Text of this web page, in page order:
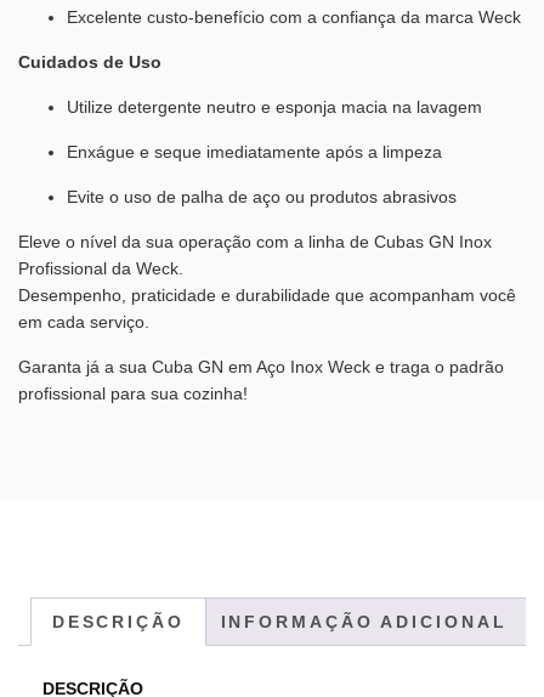
Excelente custo-benefício com a confiança da marca Weck
Cuidados de Uso
Utilize detergente neutro e esponja macia na lavagem
Enxágue e seque imediatamente após a limpeza
Evite o uso de palha de aço ou produtos abrasivos
Eleve o nível da sua operação com a linha de Cubas GN Inox
Profissional da Weck.
Desempenho, praticidade e durabilidade que acompanham você
em cada serviço.
Garanta já a sua Cuba GN em Aço Inox Weck e traga o padrão
profissional para sua cozinha!
DESCRIÇÃO INFORMAÇÃO ADICIONAL
DESCRIÇÃO